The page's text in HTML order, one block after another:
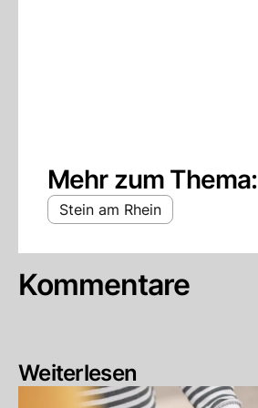
Mehr zum Thema:
Stein am Rhein
Kommentare
Weiterlesen